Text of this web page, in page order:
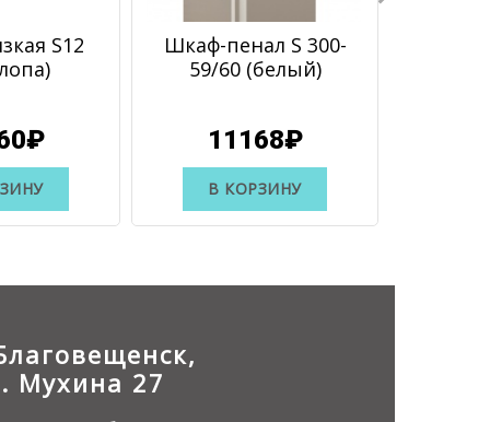
S12
Шкаф-пенал S 300-
59/60 (белый)
11168₽
В КОРЗИНУ
Мухина 27